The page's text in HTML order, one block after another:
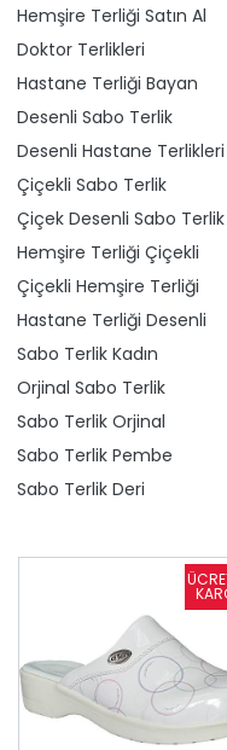
Hemşire Terliği Satın Al
Doktor Terlikleri
Hastane Terliği Bayan
Desenli Sabo Terlik
Desenli Hastane Terlikleri
Çiçekli Sabo Terlik
Çiçek Desenli Sabo Terlik
Hemşire Terliği Çiçekli
Çiçekli Hemşire Terliği
Hastane Terliği Desenli
Sabo Terlik Kadın
Orjinal Sabo Terlik
Sabo Terlik Orjinal
Sabo Terlik Pembe
Sabo Terlik Deri